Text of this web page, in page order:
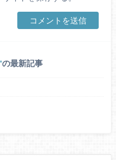
の最新記事